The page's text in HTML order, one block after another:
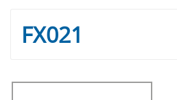
FX021